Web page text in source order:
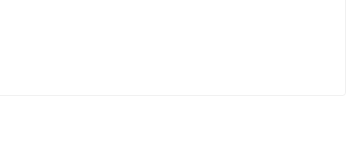
van een unieke Jet Black Metallic
interieur met elektrische stoelen met